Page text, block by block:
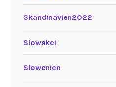
Skandinavien2022
Slowakei
Slowenien